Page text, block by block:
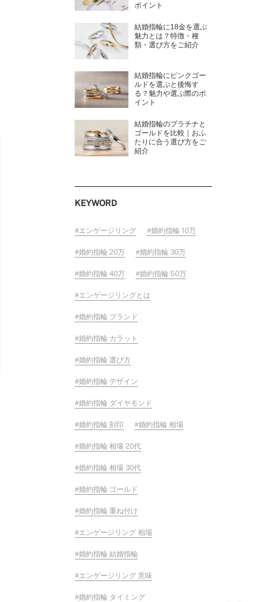
ポイント
結婚指輪に18金を選ぶ
魅力とは？特徴・種
類・選び方をご紹介
結婚指輪にピンクゴー
ルドを選ぶと後悔す
る？魅力や選ぶ際のポ
イント
結婚指輪のプラチナと
ゴールドを比較｜おふ
たりに合う選び方をご
紹介
KEYWORD
エンゲージリング 婚約指輪 10万
婚約指輪 20万 婚約指輪 30万
婚約指輪 40万 婚約指輪 50万
エンゲージリングとは
婚約指輪 ブランド
婚約指輪 カラット
婚約指輪 選び方
婚約指輪 デザイン
婚約指輪 ダイヤモンド
婚約指輪 刻印 婚約指輪 相場
婚約指輪 相場 20代
婚約指輪 相場 30代
婚約指輪 ゴールド
婚約指輪 重ね付け
エンゲージリング 相場
婚約指輪 結婚指輪
エンゲージリング 意味
婚約指輪 タイミング